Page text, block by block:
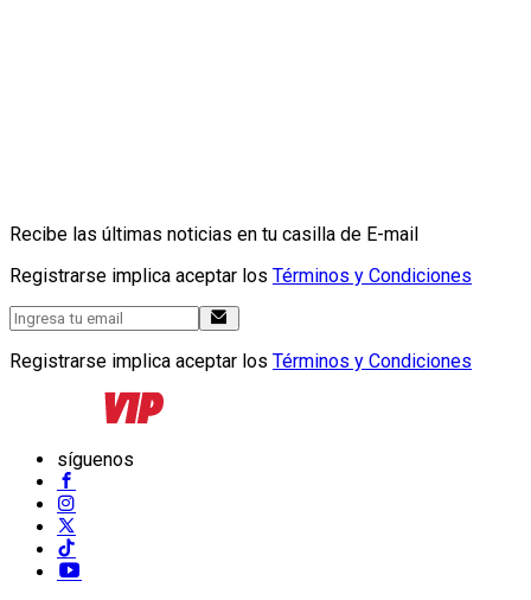
Recibe las últimas noticias en tu casilla de E-mail
Registrarse implica aceptar los Términos y Condiciones
Registrarse implica aceptar los Términos y Condiciones
síguenos